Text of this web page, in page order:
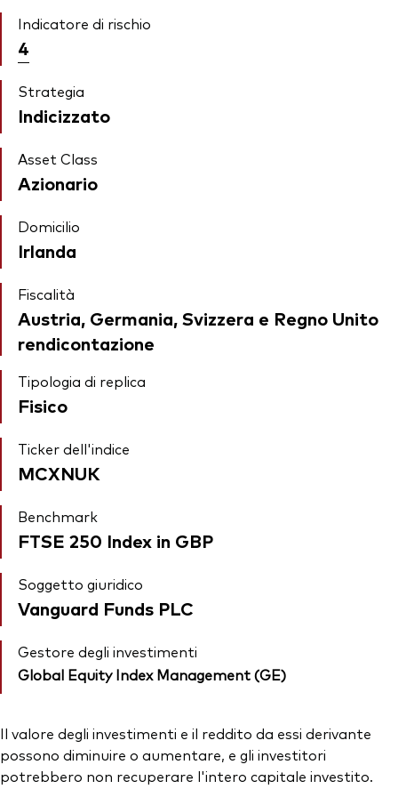
Indicatore di rischio
4
Strategia
Indicizzato
Asset Class
Azionario
Domicilio
Irlanda
Fiscalità
Austria, Germania, Svizzera e Regno Unito
rendicontazione
Tipologia di replica
Fisico
Ticker dell'indice
MCXNUK
Benchmark
FTSE 250 Index in GBP
Soggetto giuridico
Vanguard Funds PLC
Gestore degli investimenti
Global Equity Index Management (GE)
Il valore degli investimenti e il reddito da essi derivante
possono diminuire o aumentare, e gli investitori
potrebbero non recuperare l'intero capitale investito.